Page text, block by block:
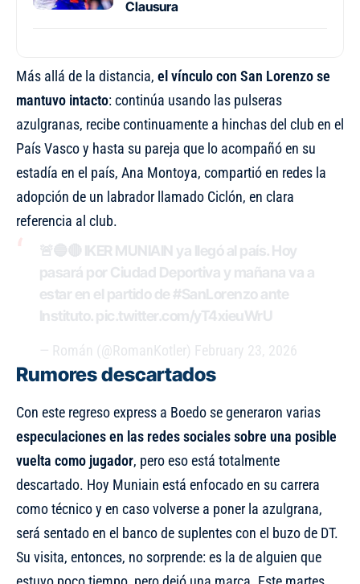
Clausura
Más allá de la distancia, el vínculo con San Lorenzo se
mantuvo intacto: continúa usando las pulseras
azulgranas, recibe continuamente a hinchas del club en el
País Vasco y hasta su pareja que lo acompañó en su
estadía en el país, Ana Montoya, compartió en redes la
adopción de un labrador llamado Ciclón, en clara
referencia al club.
🚨🔵🔴 IKER MUNIAIN ya llegó al país. Hoy
pasará por Ciudad Deportiva y mañana va a
estar en el partido de #SanLorenzoante
Instituto.pic.twitter.com/yT4xieuWrU
— Román (@RomanKotler) February 23, 2026
Rumores descartados
Con este regreso express a Boedo se generaron varias
especulaciones en las redes sociales sobre una posible
vuelta como jugador, pero eso está totalmente
descartado. Hoy Muniain está enfocado en su carrera
como técnico y en caso volverse a poner la azulgrana,
será sentado en el banco de suplentes con el buzo de DT.
Su visita, entonces, no sorprende: es la de alguien que